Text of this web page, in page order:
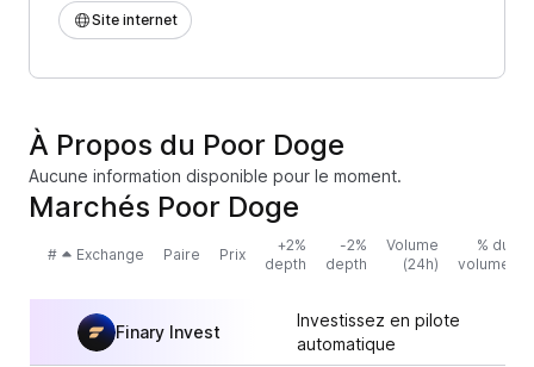
Site internet
À Propos du Poor Doge
Aucune information disponible pour le moment.
Marchés Poor Doge
# Exchange Paire Prix
+2%
depth
-2%
depth
Volume
(24h)
% du
volume
Finary Invest
Investissez en pilote
automatique